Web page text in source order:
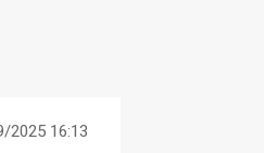
2025 16:13